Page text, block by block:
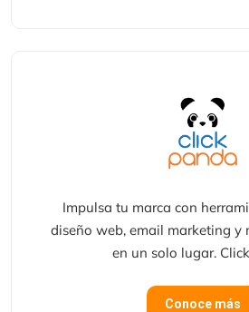
Impulsa tu marca con
diseño web, email marketing y
en un solo lugar.
Conoce más